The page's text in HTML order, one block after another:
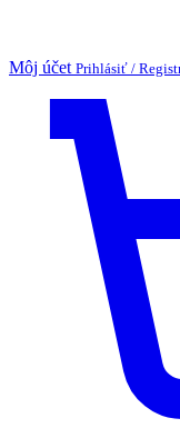
Môj účet Prihlásiť /